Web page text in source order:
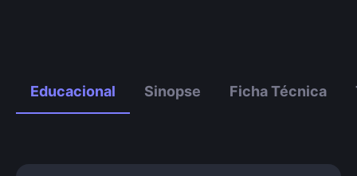
Educacional Sinopse Ficha Técnica